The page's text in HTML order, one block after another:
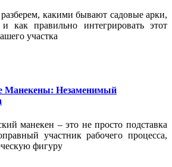
какими бывают садовые арки,
как правильно интегрировать этот
участка
Манекены: Незаменимый
манекен – это не просто подставка
участник рабочего процесса,
фигуру